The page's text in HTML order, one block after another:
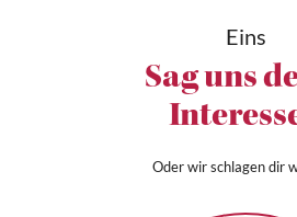
Eins
Sag uns
Oder wir schlagen dir